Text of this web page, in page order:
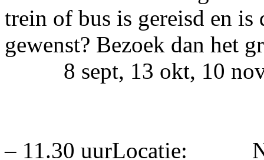
trein of bus is gereisd en
gewenst? Bezoek dan het
8 sept, 13
– 11.30 uurLocatie: